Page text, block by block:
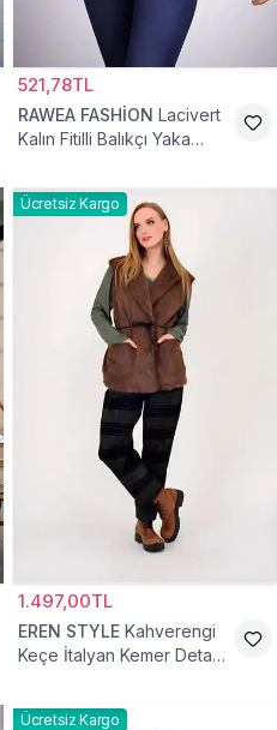
521,78TL
RAWEA FASHİON Lacivert
Kalın Fitilli Balıkçı Yaka
Ücretsiz Kargo
1.497,00TL
EREN STYLE Kahverengi
Keçe İtalyan Kemer Detaylı
Ücretsiz Kargo